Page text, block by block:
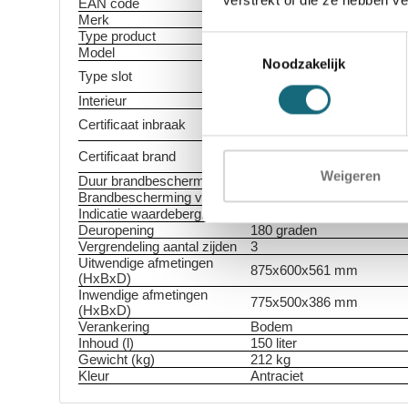
Toestemmingsselectie
Noodzakelijk
Weigeren
EAN code
5055409506627
Merk
Type product
Inbraak- en
Model
Type slot
EN 1300 gecertificeerd
sleutels
Interieur
2 legborden in hoogte
Certificaat inbraak
ECB-S gecertificeerde
volgens EN 1143-1 Grade
Certificaat brand
ECB-S gecertificeerde
Duur brandbescherming
Brandbescherming voor
Papier
Indicatie waardeberging
Deuropening
180 graden
Vergrendeling aantal zijden
3
Uitwendige afmetingen
(HxBxD)
875x600x561 mm
Inwendige afmetingen
(HxBxD)
775x500x386 mm
Verankering
Bodem
Inhoud (l)
150 liter
Gewicht (kg)
212 kg
Kleur
Antraciet